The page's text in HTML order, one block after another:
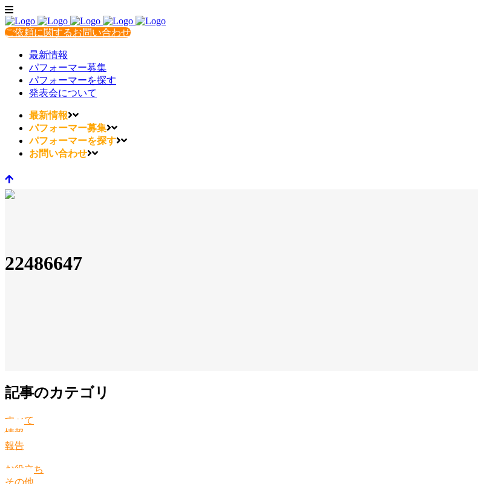
ご依頼に関するお問い合わせ
最新情報
パフォーマー募集
パフォーマーを探す
発表会について
最新情報
パフォーマー募集
パフォーマーを探す
お問い合わせ
22486647
記事のカテゴリ
すべて
情報
報告
お役立ち
その他